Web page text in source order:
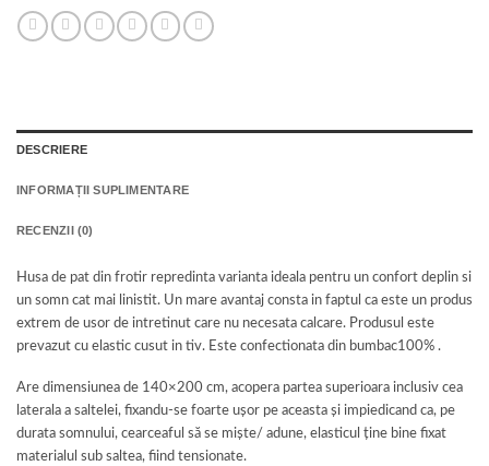
DESCRIERE
INFORMAȚII SUPLIMENTARE
RECENZII (0)
Husa de pat din frotir repredinta varianta ideala pentru un confort deplin si
un somn cat mai linistit. Un mare avantaj consta in faptul ca este un produs
extrem de usor de intretinut care nu necesata calcare. Produsul este
prevazut cu elastic cusut in tiv. Este confectionata din bumbac100% .
Are dimensiunea de 140×200 cm, acopera partea superioara inclusiv cea
laterala a saltelei, fixandu-se foarte ușor pe aceasta și impiedicand ca, pe
durata somnului, cearceaful să se miște/ adune, elasticul ține bine fixat
materialul sub saltea, fiind tensionate.